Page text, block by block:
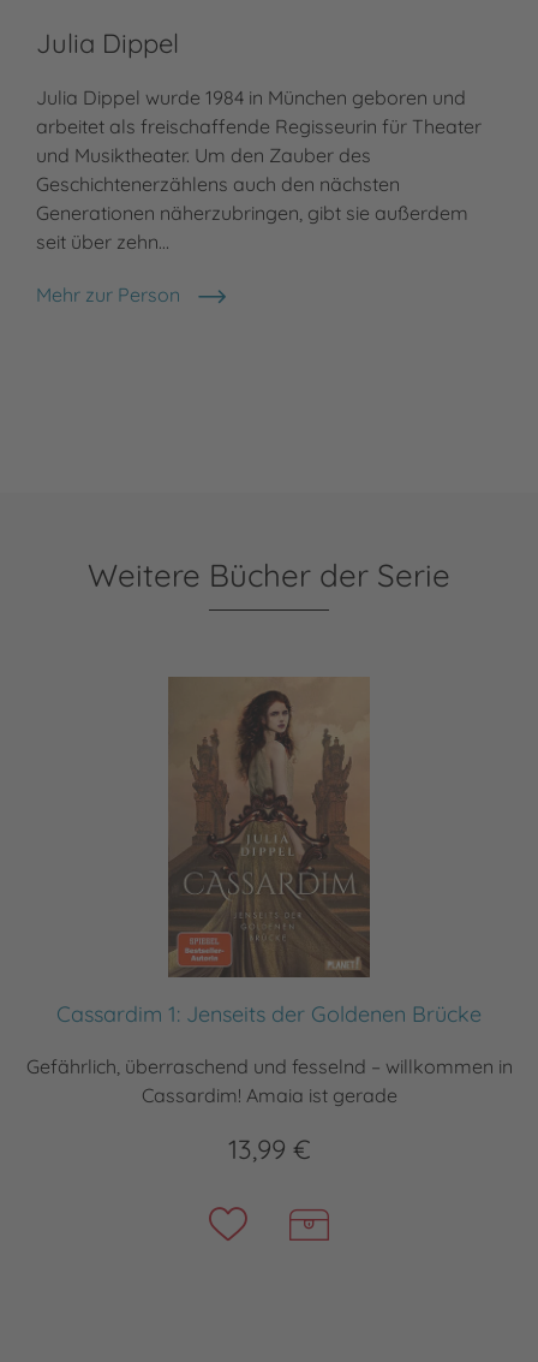
Julia Dippel
Julia Dippel wurde 1984 in München geboren und
arbeitet als freischaffende Regisseurin für Theater
und Musiktheater. Um den Zauber des
Geschichtenerzählens auch den nächsten
Generationen näherzubringen, gibt sie außerdem
seit über zehn…
Mehr zur Person
Julia Dippel
Weitere Bücher der Serie
Cassardim 1: Jenseits der Goldenen Brücke
Gefährlich, überraschend und fesselnd – willkommen in
Cassardim! Amaia ist gerade
13,99 €